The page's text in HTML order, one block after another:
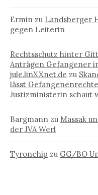
Ermin zu Landsberger
gegen Leiterin
Rechtsschutz hinter
Anträgen Gefangener
jule.linXXnet.de zu
lässt
Justizministerin schaut
Bargmann zu Massak
der JVA Werl
Tyronehip zu GG/BO